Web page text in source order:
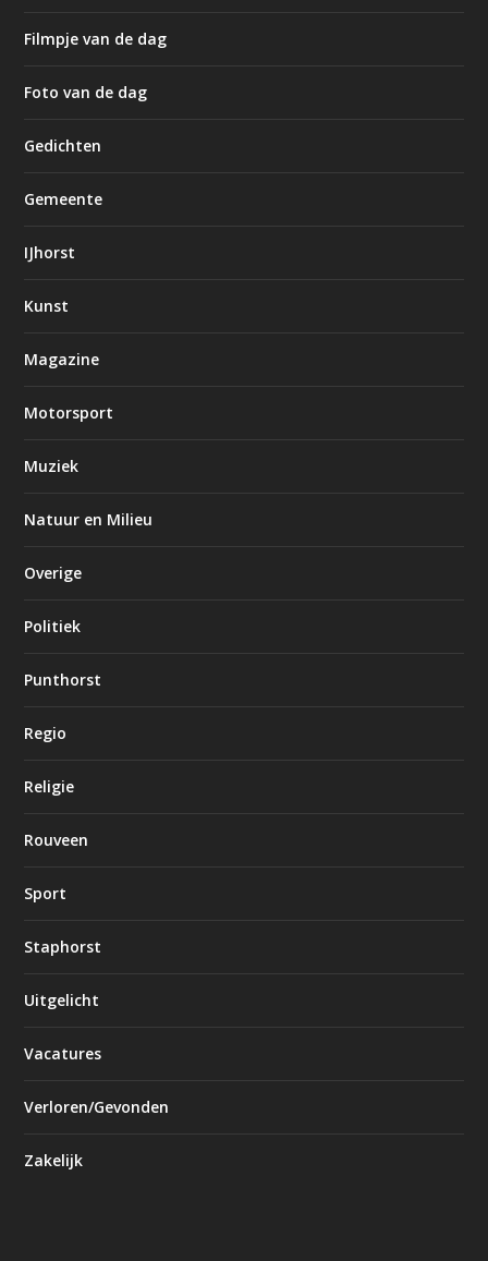
Filmpje van de dag
Foto van de dag
Gedichten
Gemeente
IJhorst
Kunst
Magazine
Motorsport
Muziek
Natuur en Milieu
Overige
Politiek
Punthorst
Regio
Religie
Rouveen
Sport
Staphorst
Uitgelicht
Vacatures
Verloren/Gevonden
Zakelijk